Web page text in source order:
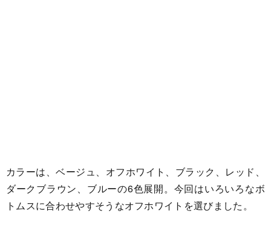
カラーは、ベージュ、オフホワイト、ブラック、レッド、
ダークブラウン、ブルーの6色展開。今回はいろいろなボ
トムスに合わせやすそうなオフホワイトを選びました。